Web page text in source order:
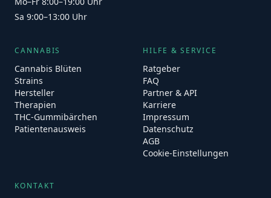
Sa 9:00–13:00 Uhr
CANNABIS
Cannabis Blüten
Strains
Hersteller
Therapien
THC-Gummibärchen
Patientenausweis
HILFE & SERVICE
Ratgeber
FAQ
Partner & API
Karriere
Impressum
Datenschutz
AGB
Cookie-Einstellungen
KONTAKT